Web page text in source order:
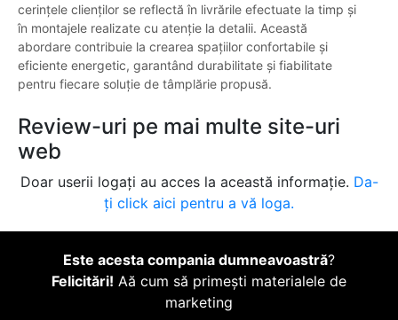
cerințele clienților se reflectă în livrările efectuate la timp și
în montajele realizate cu atenție la detalii. Această
abordare contribuie la crearea spațiilor confortabile și
eficiente energetic, garantând durabilitate și fiabilitate
pentru fiecare soluție de tâmplărie propusă.
Review-uri pe mai multe site-uri
web
Doar userii logați au acces la această informație. Da-
ți click aici pentru a vă loga.
Este acesta compania dumneavoastră?
Felicitări! Aă cum să primești materialele de
marketing